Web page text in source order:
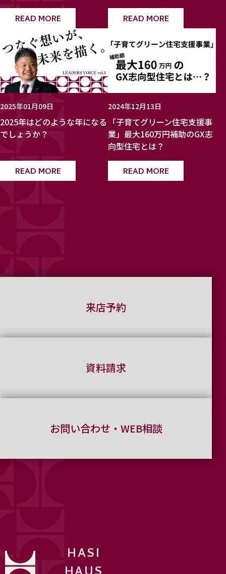
READ MORE READ MORE
2025年01月09日
2025年はどのような年になる
でしょうか？
READ MORE
2024年12月13日
「子育てグリーン住宅支援事
業」最大160万円補助のGX志
向型住宅とは？
READ MORE
来店予約
資料請求
お問い合わせ・WEB相談
HASI